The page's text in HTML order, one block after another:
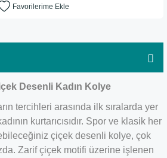
Desenli Kadın Kolye
tercihleri arasında ilk sıralarda yer
kurtarıcısıdır. Spor ve klasik her
çiçek desenli kolye, çok
Zarif çiçek motifi üzerine işlenen